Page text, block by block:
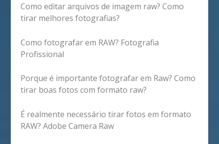
Como editar arquivos de imagem raw? Como
tirar melhores fotografias?
Como fotografar em RAW? Fotografia
Profissional
Porque é importante fotografar em Raw? Como
tirar boas fotos com formato raw?
É realmente necessário tirar fotos em formato
RAW? Adobe Camera Raw